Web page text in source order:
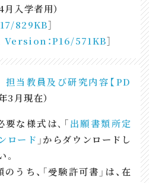
入学者用）
829KB］
：P16/571KB］
担当教員及び研究内容【PD
3月現在）
要な様式は､「出願書類所定
ロード 」からダウンロードし
のうち、「受験許可書」は、在